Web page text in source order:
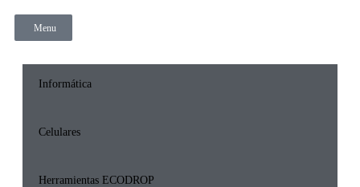
Menu
Informática
Celulares
Herramientas ECODROP